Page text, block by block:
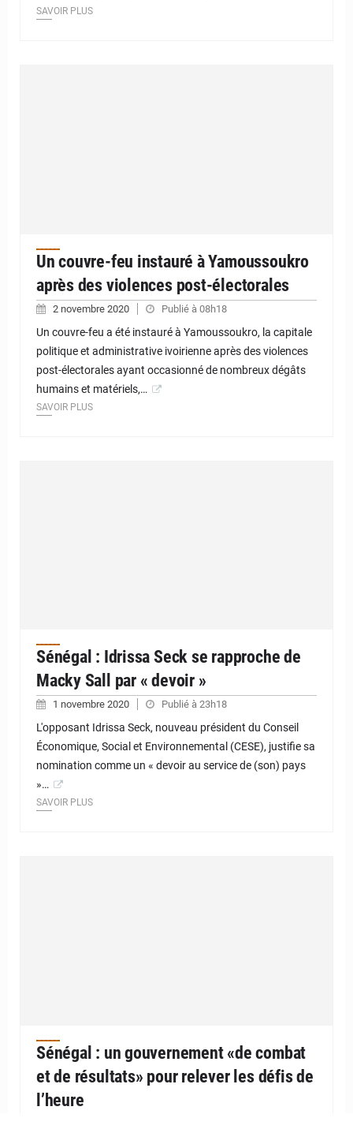
SAVOIR PLUS
Un couvre-feu instauré à Yamoussoukro
après des violences post-électorales
2 novembre 2020 Publié à 08h18
Un couvre-feu a été instauré à Yamoussoukro, la capitale
politique et administrative ivoirienne après des violences
post-électorales ayant occasionné de nombreux dégâts
humains et matériels,…
SAVOIR PLUS
Sénégal : Idrissa Seck se rapproche de
Macky Sall par « devoir »
1 novembre 2020 Publié à 23h18
L'opposant Idrissa Seck, nouveau président du Conseil
Économique, Social et Environnemental (CESE), justifie sa
nomination comme un « devoir au service de (son) pays
»…
SAVOIR PLUS
Sénégal : un gouvernement «de combat
et de résultats» pour relever les défis de
l’heure